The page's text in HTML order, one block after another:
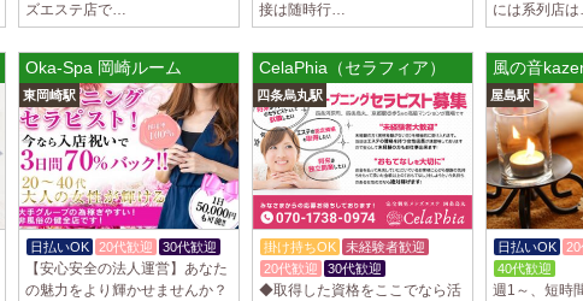
2025/03/29[川崎駅]
LIVSPA (リブスパ) 川崎ルーム
当店の募集は嘘偽り等なく、記載通りにしっか
いさせていただきます。 とても働きやすいお店作
ります…
2025/03/29[蒲田駅]
LIVSPA (リブスパ) 蒲田ルーム
当店の募集は嘘偽り等なく、記載通りにしっかり
いさせていただきます。 とても働きやすいお店
ります…
ズエステ店で…
接は随時行…
には系列店
Oka-Spa 岡崎ルーム
東岡崎駅
日払いOK 20代歓迎 30代歓迎
【安心安全の法人運営】あなた
の魅力をより輝かせませんか？
CelaPhia（セラフィア）
四条烏丸駅
掛け持ちOK
未経験者歓迎
20代歓迎
30代歓迎
◆取得した資格をここでなら活
風の音
屋島駅
日払いOK 20
40代歓迎
週1～、短時